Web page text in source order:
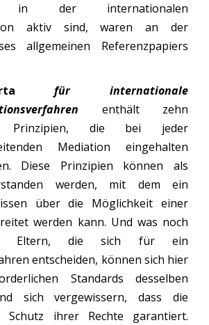
in der internationalen
aktiv sind, waren an der
allgemeinen Referenzpapiers
für internationale
enthält zehn
Prinzipien, die bei jeder
Mediation eingehalten
Diese Prinzipien können als
werden, mit dem ein
über die Möglichkeit einer
werden kann. Und was noch
Eltern, die sich für ein
entscheiden, können sich hier
Standards desselben
sich vergewissern, dass die
Schutz ihrer Rechte garantiert.